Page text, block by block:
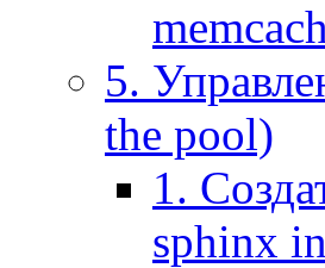
5.
the pool)
1.
sphinx